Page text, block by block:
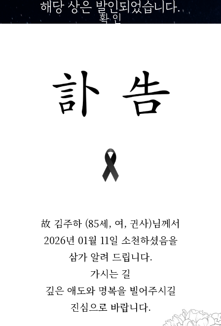
해당 상은 발인되었습니다.
확 인
故 김주하 (85세, 여, 귄사)님께서
2026년 01월 11일 소천하셨음을
삼가 알려 드립니다.
가시는 길
깊은 애도와 명복을 빌어주시길
진심으로 바랍니다.